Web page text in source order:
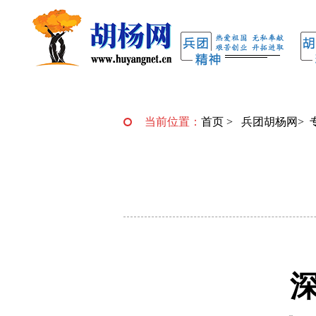
当前位置： 首页 > 兵团胡杨网>